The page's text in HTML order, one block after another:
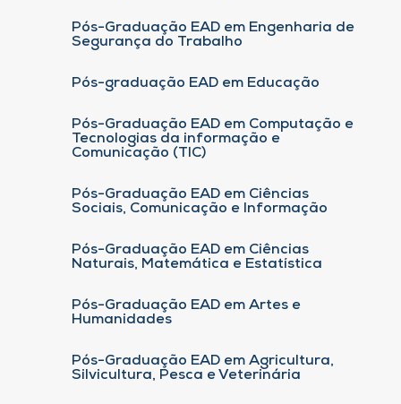
Pós-Graduação EAD em Engenharia de
Segurança do Trabalho
Pós-graduação EAD em Educação
Pós-Graduação EAD em Computação e
Tecnologias da informação e
Comunicação (TIC)
Pós-Graduação EAD em Ciências
Sociais, Comunicação e Informação
Pós-Graduação EAD em Ciências
Naturais, Matemática e Estatística
Pós-Graduação EAD em Artes e
Humanidades
Pós-Graduação EAD em Agricultura,
Silvicultura, Pesca e Veterinária